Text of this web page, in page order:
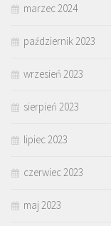
marzec 2024
październik 2023
wrzesień 2023
sierpień 2023
lipiec 2023
czerwiec 2023
maj 2023